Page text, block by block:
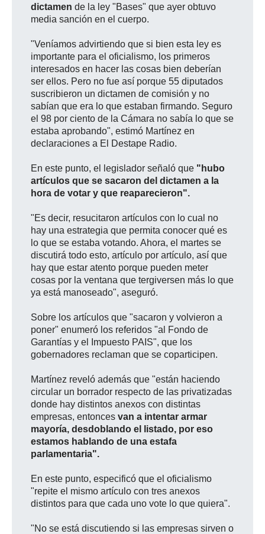
dictamen de la ley "Bases" que ayer obtuvo
media sanción en el cuerpo.
"Veníamos advirtiendo que si bien esta ley es
importante para el oficialismo, los primeros
interesados en hacer las cosas bien deberían
ser ellos. Pero no fue así porque 55 diputados
suscribieron un dictamen de comisión y no
sabían que era lo que estaban firmando. Seguro
el 98 por ciento de la Cámara no sabía lo que se
estaba aprobando", estimó Martínez en
declaraciones a El Destape Radio.
En este punto, el legislador señaló que "hubo
artículos que se sacaron del dictamen a la
hora de votar y que reaparecieron".
"Es decir, resucitaron artículos con lo cual no
hay una estrategia que permita conocer qué es
lo que se estaba votando. Ahora, el martes se
discutirá todo esto, artículo por artículo, así que
hay que estar atento porque pueden meter
cosas por la ventana que tergiversen más lo que
ya está manoseado", aseguró.
Sobre los artículos que "sacaron y volvieron a
poner" enumeró los referidos "al Fondo de
Garantías y el Impuesto PAIS", que los
gobernadores reclaman que se coparticipen.
Martínez reveló además que "están haciendo
circular un borrador respecto de las privatizadas
donde hay distintos anexos con distintas
empresas, entonces van a intentar armar
mayoría, desdoblando el listado, por eso
estamos hablando de una estafa
parlamentaria".
En este punto, especificó que el oficialismo
"repite el mismo artículo con tres anexos
distintos para que cada uno vote lo que quiera".
"No se está discutiendo si las empresas sirven o